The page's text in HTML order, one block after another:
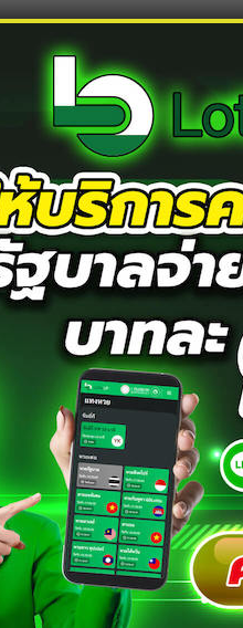
จะมีเรื่องไม่คาดคิดเกิดขึ้นในที่
หน้า
วังความผิดพลาดเล็ก ๆ ที่อา
บตัว อาจมีผู้ใหญ่หรือเพื่อนร่ว
ได้ที่ไม่คาดคิด
เช่น โบนัสหรือของรางวัล ห
พราะโชคลาภมาแบบชั่วคราว
คอบ เพื่อให้โชคลาภอยู่กับคุณ